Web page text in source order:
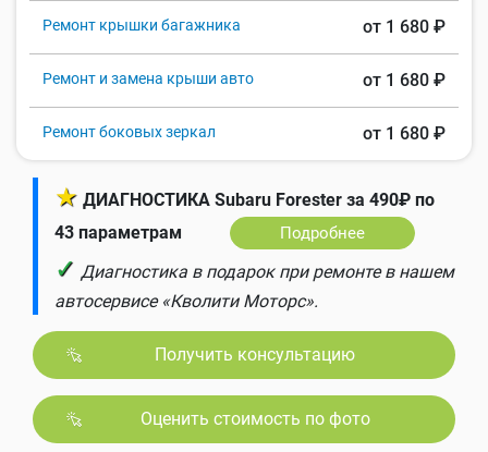
Ремонт крышки багажника от 1 680 ₽
Ремонт и замена крыши авто от 1 680 ₽
Ремонт боковых зеркал от 1 680 ₽
★ ДИАГНОСТИКА Subaru Forester за 490₽ по
43 параметрам
Подробнее
✓ Диагностика в подарок при ремонте в нашем
автосервисе «Кволити Моторс».
Получить консультацию
Оценить стоимость по фото